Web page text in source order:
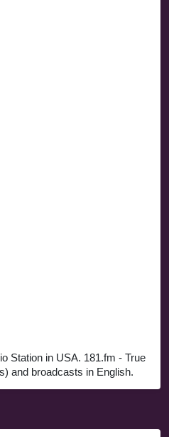
Station in USA. 181.fm - True
and broadcasts in English.